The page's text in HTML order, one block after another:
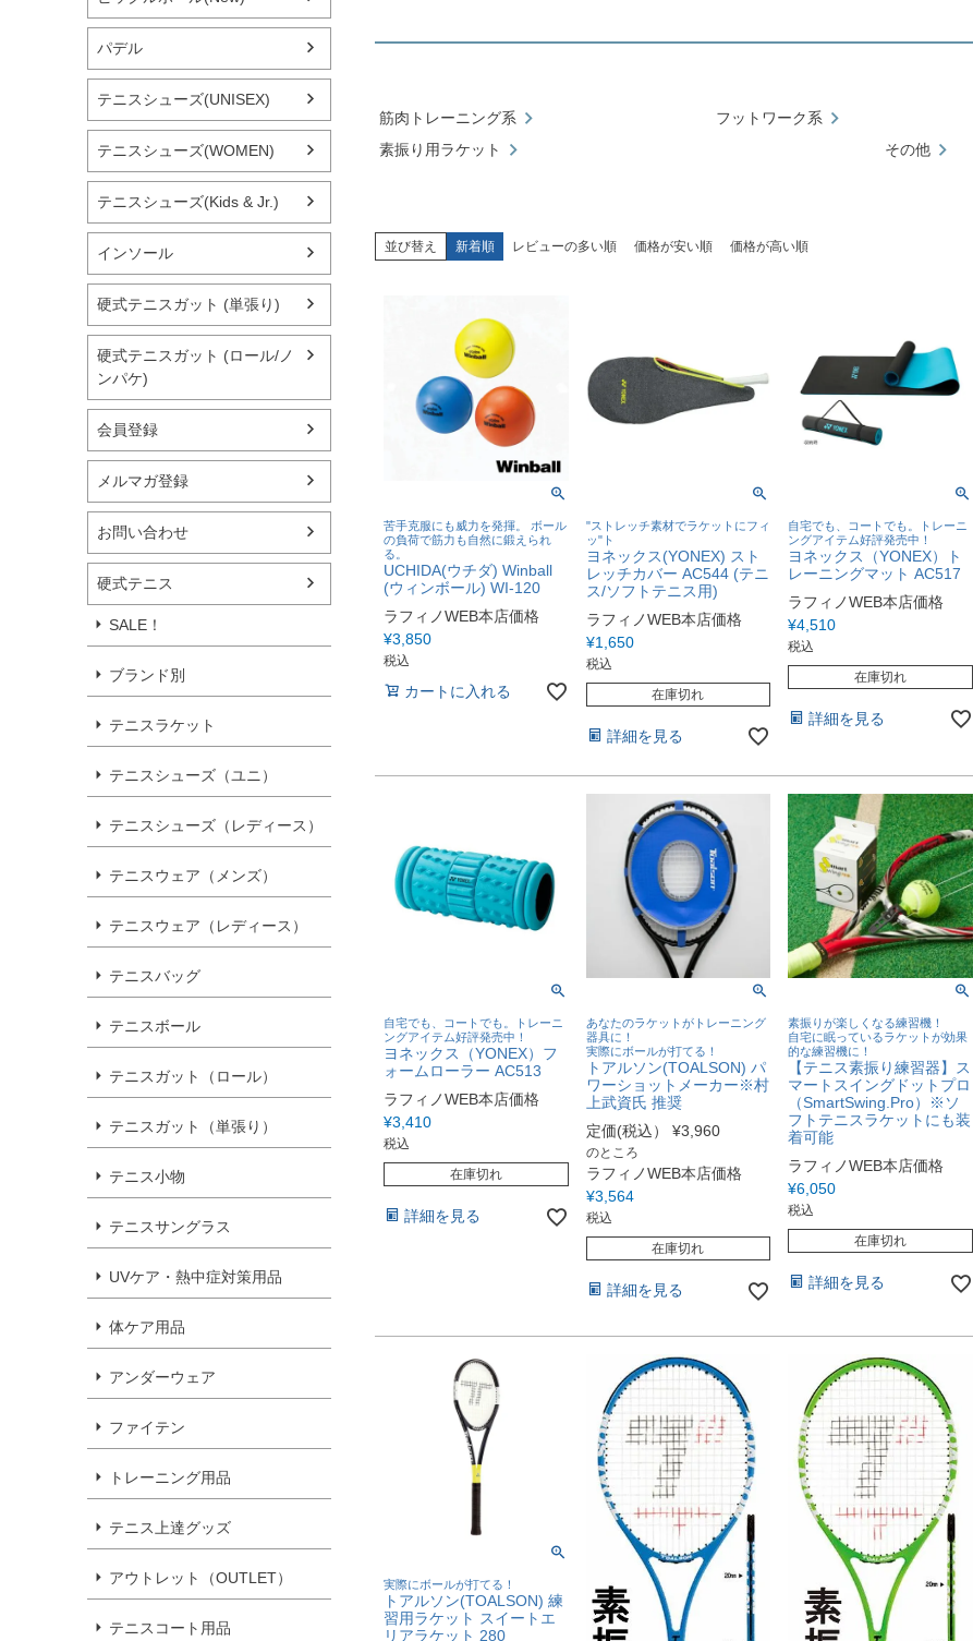
パデル
テニスシューズ(UNISEX)
テニスシューズ(WOMEN)
テニスシューズ(Kids & Jr.)
インソール
硬式テニスガット (単張り)
硬式テニスガット (ロール/ノ
ンパケ)
会員登録
メルマガ登録
お問い合わせ
硬式テニス
SALE！
ブランド別
テニスラケット
テニスシューズ（ユニ）
テニスシューズ（レディース）
テニスウェア（メンズ）
テニスウェア（レディース）
テニスバッグ
テニスボール
テニスガット（ロール）
テニスガット（単張り）
テニス小物
テニスサングラス
UVケア・熱中症対策用品
体ケア用品
アンダーウェア
ファイテン
トレーニング用品
テニス上達グッズ
アウトレット（OUTLET）
テニスコート用品
筋肉トレーニング系 フットワーク系
素振り用ラケット
その他
並び替え 新着順 レビューの多い順 価格が安い順 価格が高い順
苦手克服にも威力を発揮。 ボール
の負荷で筋力も自然に鍛えられ
る。
UCHIDA(ウチダ) Winball
(ウィンボール) WI-120
ラフィノWEB本店価格
¥3,850
税込
カートに入れる
"ストレッチ素材でラケットにフィ
ッ"ト
ヨネックス(YONEX) スト
レッチカバー AC544 (テニ
ス/ソフトテニス用)
ラフィノWEB本店価格
¥1,650
税込
在庫切れ
詳細を見る
自宅でも、コートでも。トレーニ
ングアイテム好評発売中！
ヨネックス（YONEX）ト
レーニングマット AC517
ラフィノWEB本店価格
¥4,510
税込
在庫切れ
詳細を見る
自宅でも、コートでも。トレーニ
ングアイテム好評発売中！
ヨネックス（YONEX）フ
ォームローラー AC513
ラフィノWEB本店価格
¥3,410
税込
在庫切れ
詳細を見る
あなたのラケットがトレーニング
器具に！
実際にボールが打てる！
トアルソン(TOALSON) パ
ワーショットメーカー※村
上武資氏 推奨
定価(税込）
¥3,960
のところ
ラフィノWEB本店価格
¥3,564
税込
在庫切れ
詳細を見る
素振りが楽しくなる練習機！
自宅に眠っているラケットが効果
的な練習機に！
【テニス素振り練習器】ス
マートスイングドットプロ
（SmartSwing.Pro）※ソ
フトテニスラケットにも装
着可能
ラフィノWEB本店価格
¥6,050
税込
在庫切れ
詳細を見る
実際にボールが打てる！
トアルソン(TOALSON) 練
習用ラケット スイートエ
リアラケット 280